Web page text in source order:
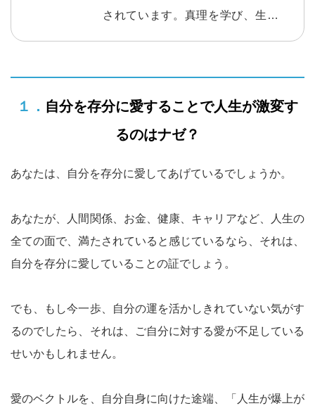
されています。真理を学び、生きて
める朝】こそ、智慧を得るのに最適
です。読んで取り組むワークなども
素晴らしいとの声を多数頂いており
１．自分を存分に愛することで人生が激変す
るのはナゼ？
あなたは、自分を存分に愛してあげているでしょうか。
あなたが、人間関係、お金、健康、キャリアなど、人生の
全ての面で、満たされていると感じているなら、それは、
自分を存分に愛していることの証でしょう。
でも、もし今一歩、自分の運を活かしきれていない気がす
るのでしたら、それは、ご自分に対する愛が不足している
せいかもしれません。
愛のベクトルを、自分自身に向けた途端、「人生が爆上が